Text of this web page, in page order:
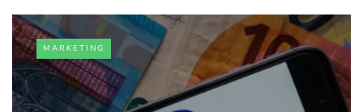
MARKETING